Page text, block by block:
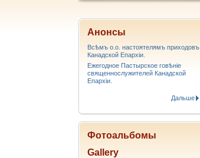
Анонсы
Всѣмъ о.о. настоятелямъ приходовъ
Канадской Епархiи.
Ежегодное Пастырское говѣніе
священнослужителей Канадской
Епархіи.
Дальше
Фотоальбомы
Gallery